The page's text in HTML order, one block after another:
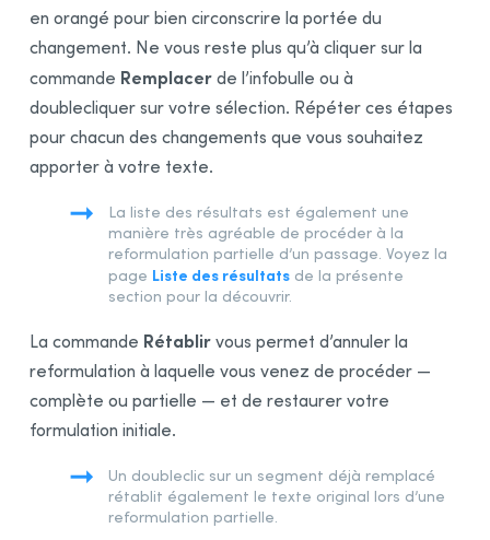
en orangé pour bien circonscrire la portée du
changement. Ne vous reste plus qu’à cliquer sur la
commande Remplacerde l’infobulle ou à
doublecliquer sur votre sélection. Répéter ces étapes
pour chacun des changements que vous souhaitez
apporter à votre texte.
La liste des résultats est également une
manière très agréable de procéder à la
reformulation partielle d’un passage. Voyez la
page Liste des résultats de la présente
section pour la découvrir.
La commande Rétablirvous permet d’annuler la
reformulation à laquelle vous venez de procéder —
complète ou partielle — et de restaurer votre
formulation initiale.
Un doubleclic sur un segment déjà remplacé
rétablit également le texte original lors d’une
reformulation partielle.